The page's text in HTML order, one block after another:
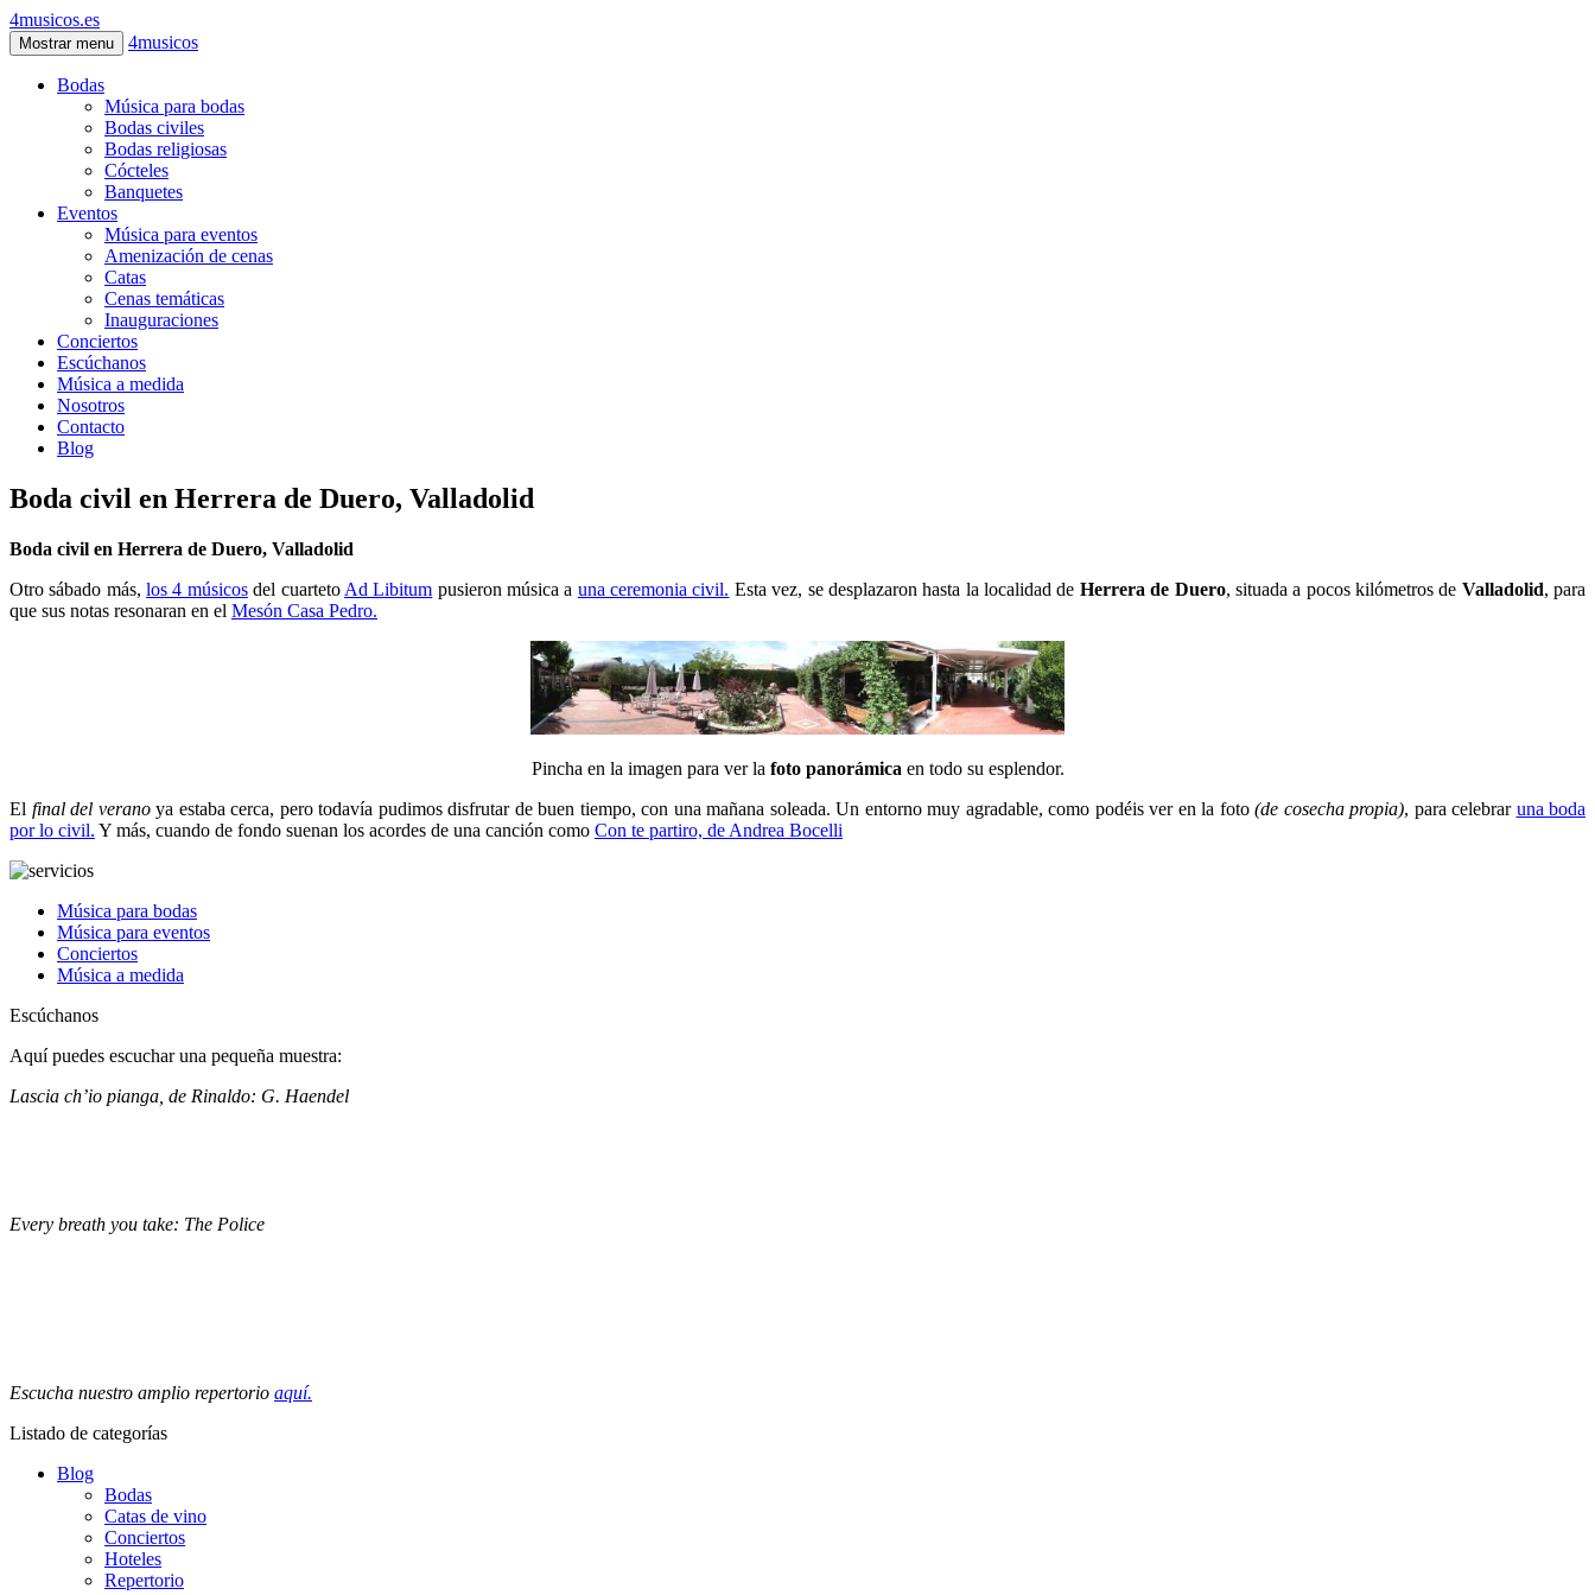
4musicos.es
Mostrar menu 4musicos
Bodas
Música para bodas
Bodas civiles
Bodas religiosas
Cócteles
Banquetes
Eventos
Música para eventos
Amenización de cenas
Catas
Cenas temáticas
Inauguraciones
Conciertos
Escúchanos
Música a medida
Nosotros
Contacto
Blog
Boda civil en Herrera de Duero, Valladolid
Boda civil en Herrera de Duero, Valladolid
Otro sábado más,los 4 músicosdel cuarteto Ad Libitum pusieron música a una ceremonia civil. Esta vez, se desplazaron hasta la localidad de Herrera de Duero, situada a pocos kilómetros de Valladolid, para
que sus notas resonaran en el Mesón Casa Pedro.
Pincha en la imagen para ver la foto panorámica en todo su esplendor.
El final del veranoya estaba cerca, pero todavía pudimos disfrutar de buen tiempo, con una mañana soleada. Un entorno muy agradable, como podéis ver en la foto (de cosecha propia), para celebrar una boda
por lo civil. Y más, cuando de fondo suenan los acordes de una canción como Con te partiro, de Andrea Bocelli
Música para bodas
Música para eventos
Conciertos
Música a medida
Escúchanos
Aquí puedes escuchar una pequeña muestra:
Lascia ch’io pianga, de Rinaldo: G. Haendel
Every breath you take: The Police
Escucha nuestro amplio repertorio aquí.
Listado de categorías
Blog
Bodas
Catas de vino
Conciertos
Hoteles
Repertorio